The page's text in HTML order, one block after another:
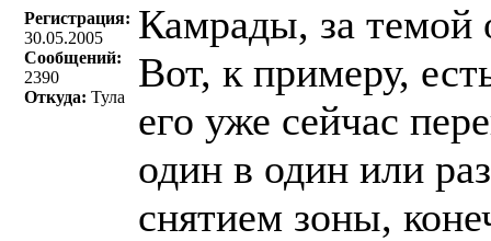
Регистрация:
30.05.2005
Сообщений:
2390
Откуда: Тула
Камрады, за темой
Вот, к примеру,
его уже сейчас
один в один или
снятием зоны,